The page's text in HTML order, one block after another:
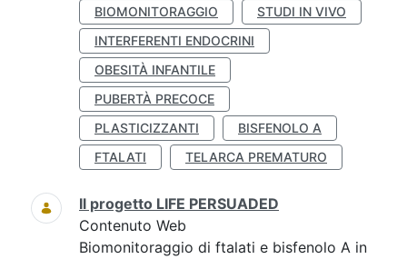
BIOMONITORAGGIO
STUDI IN VIVO
INTERFERENTI ENDOCRINI
OBESITÀ INFANTILE
PUBERTÀ PRECOCE
PLASTICIZZANTI
BISFENOLO A
FTALATI
TELARCA PREMATURO
Il progetto LIFE PERSUADED
Contenuto Web
Biomonitoraggio di ftalati e bisfenolo A in